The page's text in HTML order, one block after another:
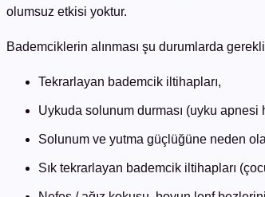
olumsuz etkisi yoktur.
Bademciklerin alınması şu durumlarda
Tekrarlayan bademcik iltihapları,
Uykuda solunum durması (uyku apnesi
Solunum ve yutma güçlüğüne neden
Sık tekrarlayan bademcik iltihapları